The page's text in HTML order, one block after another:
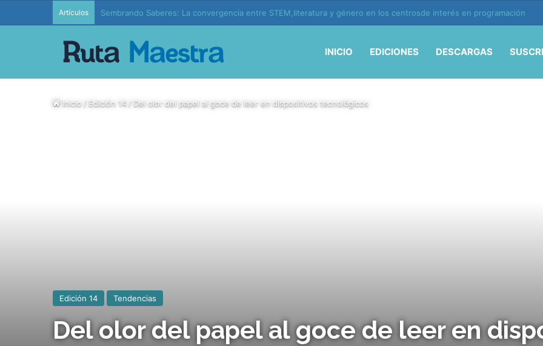
Artículos Edición 37 – Generaciones conectadas: educación y vida en la era de la IA
INICIO EDICIONES DESCARGAS
Inicio/Edición 14/Del olor del papel al goce de leer en dispositivos tecnológicos
Edición 14 Tendencias
Del olor del papel al goce de leer en